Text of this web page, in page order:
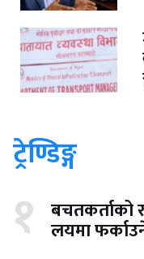
ट्रेण्डिङ्ग
१ बचतकर्ताको
लयमा